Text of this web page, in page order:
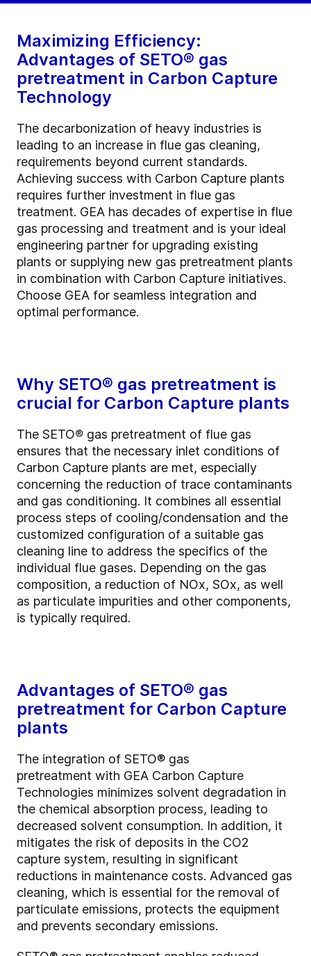
Maximizing Efficiency:
Advantages of SETO® gas
pretreatment in Carbon Capture
Technology
The decarbonization of heavy industries is
leading to an increase in flue gas cleaning,
requirements beyond current standards.
Achieving success with Carbon Capture plants
requires further investment in flue gas
treatment. GEA has decades of expertise in flue
gas processing and treatment and is your ideal
engineering partner for upgrading existing
plants or supplying new gas pretreatment plants
in combination with Carbon Capture initiatives.
Choose GEA for seamless integration and
optimal performance.
Why SETO® gas pretreatment is
crucial for Carbon Capture plants
The SETO® gas pretreatment of flue gas
ensures that the necessary inlet conditions of
Carbon Capture plants are met, especially
concerning the reduction of trace contaminants
and gas conditioning. It combines all essential
process steps of cooling/condensation and the
customized configuration of a suitable gas
cleaning line to address the specifics of the
individual flue gases. Depending on the gas
composition, a reduction of NOx, SOx, as well
as particulate impurities and other components,
is typically required.
Advantages of SETO® gas
pretreatment for Carbon Capture
plants
The integration of SETO® gas
pretreatment with GEA Carbon Capture
Technologies minimizes solvent degradation in
the chemical absorption process, leading to
decreased solvent consumption. In addition, it
mitigates the risk of deposits in the CO2
capture system, resulting in significant
reductions in maintenance costs. Advanced gas
cleaning, which is essential for the removal of
particulate emissions, protects the equipment
and prevents secondary emissions.